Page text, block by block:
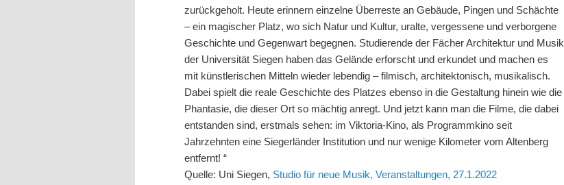
zurückgeholt. Heute erinnern einzelne Überreste an Gebäude, Pingen und Schächte
– ein magischer Platz, wo sich Natur und Kultur, uralte, vergessene und verborgene
Geschichte und Gegenwart begegnen. Studierende der Fächer Architektur und Musik
der Universität Siegen haben das Gelände erforscht und erkundet und machen es
mit künstlerischen Mitteln wieder lebendig – filmisch, architektonisch, musikalisch.
Dabei spielt die reale Geschichte des Platzes ebenso in die Gestaltung hinein wie die
Phantasie, die dieser Ort so mächtig anregt. Und jetzt kann man die Filme, die dabei
entstanden sind, erstmals sehen: im Viktoria-Kino, als Programmkino seit
Jahrzehnten eine Siegerländer Institution und nur wenige Kilometer vom Altenberg
entfernt! “
Quelle: Uni Siegen, Studio für neue Musik, Veranstaltungen, 27.1.2022